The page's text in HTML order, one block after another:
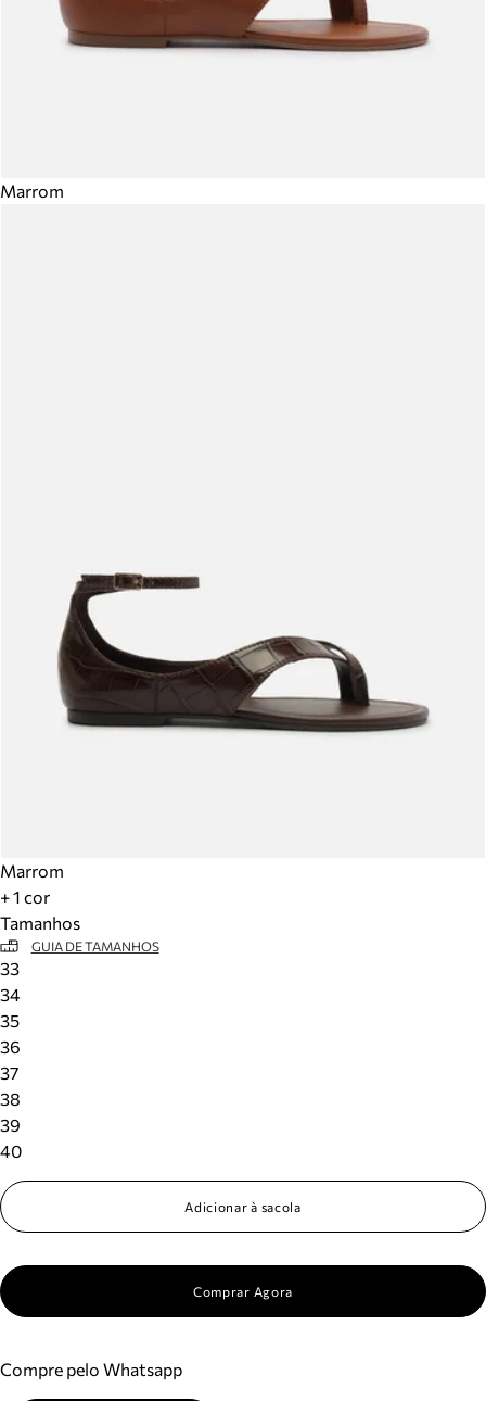
Marrom
Marrom
+ 1 cor
Tamanhos
GUIA DE TAMANHOS
33
34
35
36
37
38
39
40
Adicionar à sacola
Comprar Agora
Compre pelo Whatsapp